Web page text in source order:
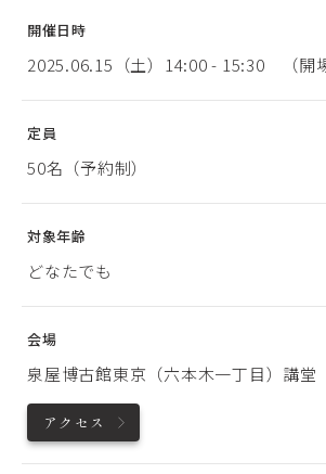
開催日時
2025.06.15（土）14:00 - 15:30 （開
定員
50名（予約制）
対象年齢
どなたでも
会場
泉屋博古館東京（六本木一丁目）講堂
アクセス